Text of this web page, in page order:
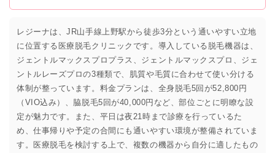
レジーナは、JR山手線上野駅から徒歩3分という通いやすい立地
に位置する医療脱毛クリニックです。導入している脱毛機器は、
ジェントルマックスプロプラス、ジェントルマックスプロ、ジェ
ントルレーズプロの3種類で、肌質や毛質に合わせて使い分ける
体制が整っています。料金プランは、全身脱毛5回が52,800円
（VIO込み）、脇脱毛5回が40,000円など、部位ごとに明瞭な設
定が魅力です。また、平日は夜21時まで診療を行っているた
め、仕事帰りや予定の合間にも通いやすい環境が整備されていま
す。医療脱毛を検討する上で、複数の機器から自分に適したもの